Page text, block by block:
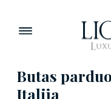
Butas
Italija